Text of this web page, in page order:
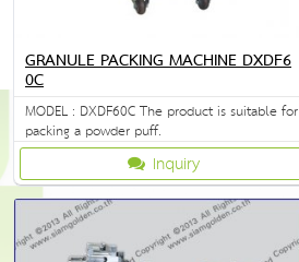
GRANULE PACKING MACHINE DXDF6
0C
MODEL : DXDF60C The product is suitable for
packing a powder puff.
Inquiry